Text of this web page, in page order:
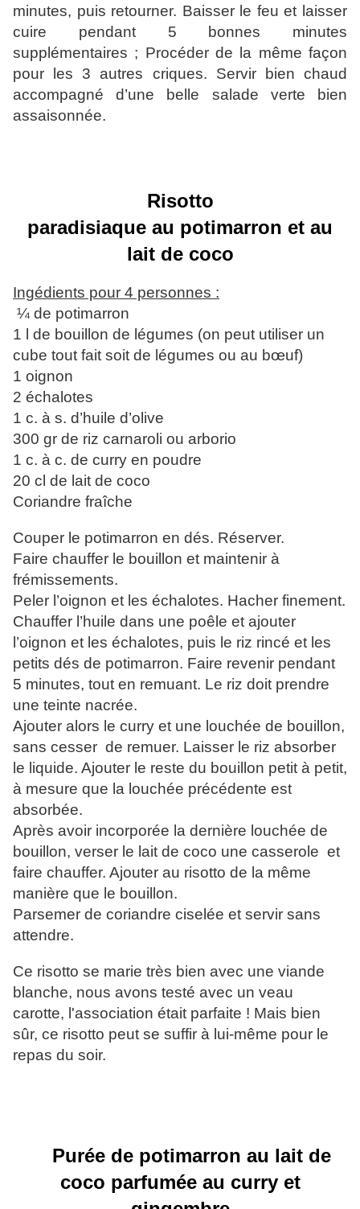
minutes, puis retourner. Baisser le feu et laisser
cuire pendant 5 bonnes minutes
supplémentaires ; Procéder de la même façon
pour les 3 autres criques. Servir bien chaud
accompagné d’une belle salade verte bien
assaisonnée.
Risotto
paradisiaque au potimarron et au
lait de coco
Ingédients pour 4 personnes :
¼ de potimarron
1 l de bouillon de légumes (on peut utiliser un
cube tout fait soit de légumes ou au bœuf)
1 oignon
2 échalotes
1 c. à s. d’huile d’olive
300 gr de riz carnaroli ou arborio
1 c. à c. de curry en poudre
20 cl de lait de coco
Coriandre fraîche
Couper le potimarron en dés. Réserver.
Faire chauffer le bouillon et maintenir à
frémissements.
Peler l’oignon et les échalotes. Hacher finement.
Chauffer l’huile dans une poêle et ajouter
l’oignon et les échalotes, puis le riz rincé et les
petits dés de potimarron. Faire revenir pendant
5 minutes, tout en remuant. Le riz doit prendre
une teinte nacrée.
Ajouter alors le curry et une louchée de bouillon,
sans cesser de remuer. Laisser le riz absorber
le liquide. Ajouter le reste du bouillon petit à petit,
à mesure que la louchée précédente est
absorbée.
Après avoir incorporée la dernière louchée de
bouillon, verser le lait de coco une casserole et
faire chauffer. Ajouter au risotto de la même
manière que le bouillon.
Parsemer de coriandre ciselée et servir sans
attendre.
Ce risotto se marie très bien avec une viande
blanche, nous avons testé avec un veau
carotte, l'association était parfaite ! Mais bien
sûr, ce risotto peut se suffir à lui-même pour le
repas du soir.
Purée de potimarron au lait de
coco parfumée au curry et